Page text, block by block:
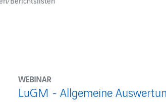
WEBINAR
LuGM - Allgemeine